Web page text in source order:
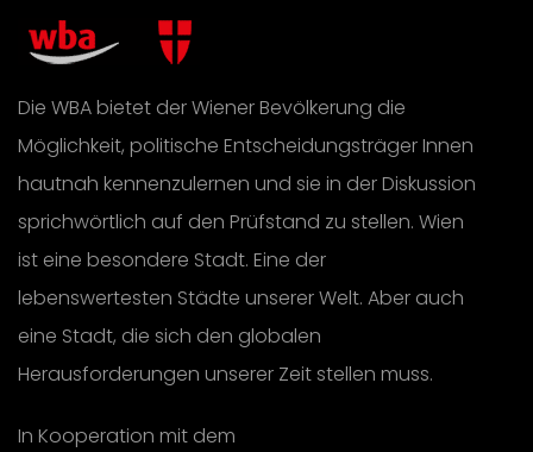
Die WBA bietet der Wiener Bevölkerung die
Möglichkeit, politische Entscheidungsträger Innen
hautnah kennenzulernen und sie in der Diskussion
sprichwörtlich auf den Prüfstand zu stellen. Wien
ist eine besondere Stadt. Eine der
lebenswertesten Städte unserer Welt. Aber auch
eine Stadt, die sich den globalen
Herausforderungen unserer Zeit stellen muss.
In Kooperation mit dem